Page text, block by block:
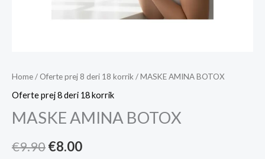
Home/ Oferte prej 8 deri 18 korrik / MASKE AMINA BOTOX
Oferte prej 8 deri 18 korrik
MASKE AMINA BOTOX
€9.90Original
€8.00Current